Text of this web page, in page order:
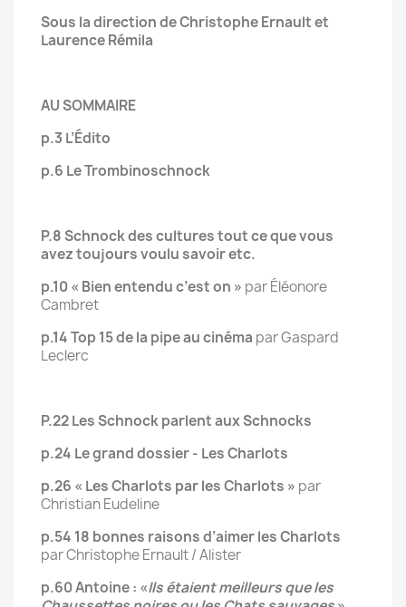
Sous la direction de Christophe Ernault et
Laurence Rémila
AU SOMMAIRE
p.3 L’Édito
p.6 Le Trombinoschnock
P.8 Schnock des cultures tout ce que vous
avez toujours voulu savoir etc.
p.10 « Bien entendu c’est on » par Éléonore
Cambret
p.14 Top 15 de la pipe au cinéma par Gaspard
Leclerc
P.22 Les Schnock parlent aux Schnocks
p.24 Le grand dossier - Les Charlots
p.26 « Les Charlots par les Charlots » par
Christian Eudeline
p.54 18 bonnes raisons d’aimer les Charlots
par Christophe Ernault / Alister
p.60 Antoine : «Ils étaient meilleurs que les